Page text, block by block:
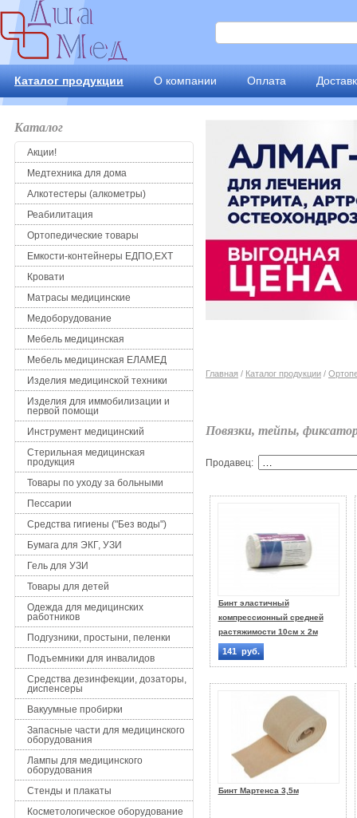
Каталог продукции О компании Оплата
Каталог
Акции!
Медтехника для дома
Алкотестеры (алкометры)
Реабилитация
Ортопедические товары
Емкости-контейнеры ЕДПО,ЕХТ
Кровати
Матрасы медицинские
Медоборудование
Мебель медицинская
Мебель медицинская ЕЛАМЕД
Изделия медицинской техники
Изделия для иммобилизации и
первой помощи
Инструмент медицинский
Стерильная медицинская
продукция
Товары по уходу за больными
Пессарии
Средства гигиены ("Без воды")
Бумага для ЭКГ, УЗИ
Гель для УЗИ
Товары для детей
Одежда для медицинских
работников
Подгузники, простыни, пеленки
Подъемники для инвалидов
Средства дезинфекции, дозаторы,
диспенсеры
Вакуумные пробирки
Запасные части для медицинского
оборудования
Лампы для медицинского
оборудования
Стенды и плакаты
Косметологическое оборудование
Главная / Каталог продукции /
Повязки, тейпы,
Продавец:
Бинт эластичный
компрессионный средней
растяжимости 10см х 2м
141 руб.
Бинт Мартенса 3,5м